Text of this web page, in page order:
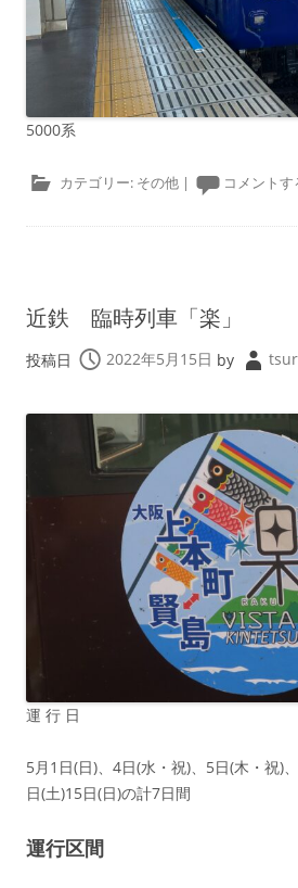
5000系
カテゴリー: その他 | コメントす
近鉄 臨時列車「楽」
投稿日 2022年5月15日 by
運 行 日
5月1日(日)、4日(水・祝)、5日(木・祝)
日(土)15日(日)の計7日間
運行区間